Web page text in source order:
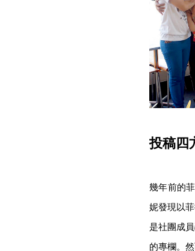
投稿
幾年前的
妮發現以
是社團成
的專欄。